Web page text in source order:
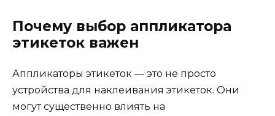
Почему выбор аппликатора
этикеток важен
Аппликаторы этикеток — это не просто
устройства для наклеивания этикеток. Они
могут существенно влиять на